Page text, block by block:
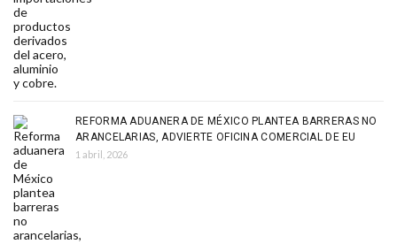
REFORMA ADUANERA DE MÉXICO PLANTEA BARRERAS NO
ARANCELARIAS, ADVIERTE OFICINA COMERCIAL DE EU
1 abril, 2026